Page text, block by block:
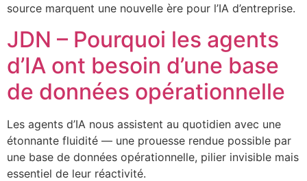
source marquent une nouvelle ère pour l’IA d’entreprise.
JDN – Pourquoi les agents
d’IA ont besoin d’une base
de données opérationnelle
Les agents d’IA nous assistent au quotidien avec une
étonnante fluidité — une prouesse rendue possible par
une base de données opérationnelle, pilier invisible mais
essentiel de leur réactivité.